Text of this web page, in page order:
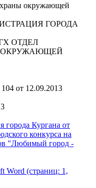
окружающей
ГОРОДА
ОТДЕЛ
ОКРУЖАЮЩЕЙ
от 12.09.2013
Кургана от
конкурса на
"Любимый город -
Word (страниц: 1,